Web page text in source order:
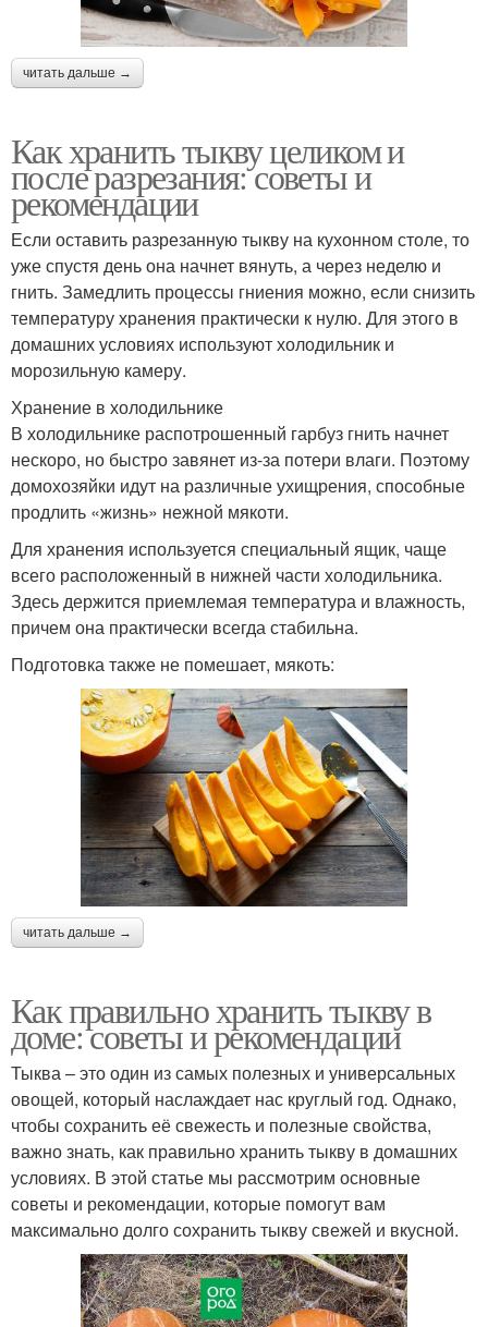
читать дальше →
Как хранить тыкву целиком и
после разрезания: советы и
рекомендации
Если оставить разрезанную тыкву на кухонном столе, то
уже спустя день она начнет вянуть, а через неделю и
гнить. Замедлить процессы гниения можно, если снизить
температуру хранения практически к нулю. Для этого в
домашних условиях используют холодильник и
морозильную камеру.
Хранение в холодильнике
В холодильнике распотрошенный гарбуз гнить начнет
нескоро, но быстро завянет из-за потери влаги. Поэтому
домохозяйки идут на различные ухищрения, способные
продлить «жизнь» нежной мякоти.
Для хранения используется специальный ящик, чаще
всего расположенный в нижней части холодильника.
Здесь держится приемлемая температура и влажность,
причем она практически всегда стабильна.
Подготовка также не помешает, мякоть:
читать дальше →
Как правильно хранить тыкву в
доме: советы и рекомендации
Тыква – это один из самых полезных и универсальных
овощей, который наслаждает нас круглый год. Однако,
чтобы сохранить её свежесть и полезные свойства,
важно знать, как правильно хранить тыкву в домашних
условиях. В этой статье мы рассмотрим основные
советы и рекомендации, которые помогут вам
максимально долго сохранить тыкву свежей и вкусной.